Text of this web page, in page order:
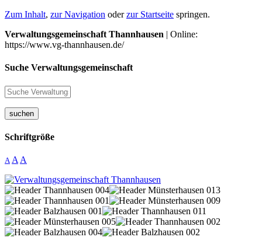
Zum Inhalt, zur Navigation oderzur Startseite springen.
Verwaltungsgemeinschaft Thannhausen | Online:
https://www.vg-thannhausen.de/
Suche Verwaltungsgemeinschaft
suchen
Schriftgröße
A A A